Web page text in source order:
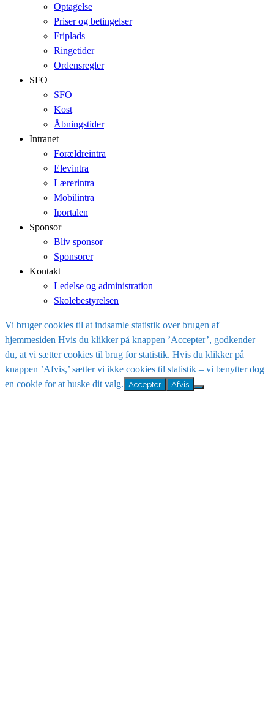
Optagelse
Priser og betingelser
Friplads
Ringetider
Ordensregler
SFO
SFO
Kost
Åbningstider
Intranet
Forældreintra
Elevintra
Lærerintra
Mobilintra
Iportalen
Sponsor
Bliv sponsor
Sponsorer
Kontakt
Ledelse og administration
Skolebestyrelsen
Vi bruger cookies til at indsamle statistik over brugen af
hjemmesiden Hvis du klikker på knappen ’Accepter’, godkender
du, at vi sætter cookies til brug for statistik. Hvis du klikker på
knappen ’Afvis,’ sætter vi ikke cookies til statistik – vi benytter dog
en cookie for at huske dit valg. Accepter Afvis